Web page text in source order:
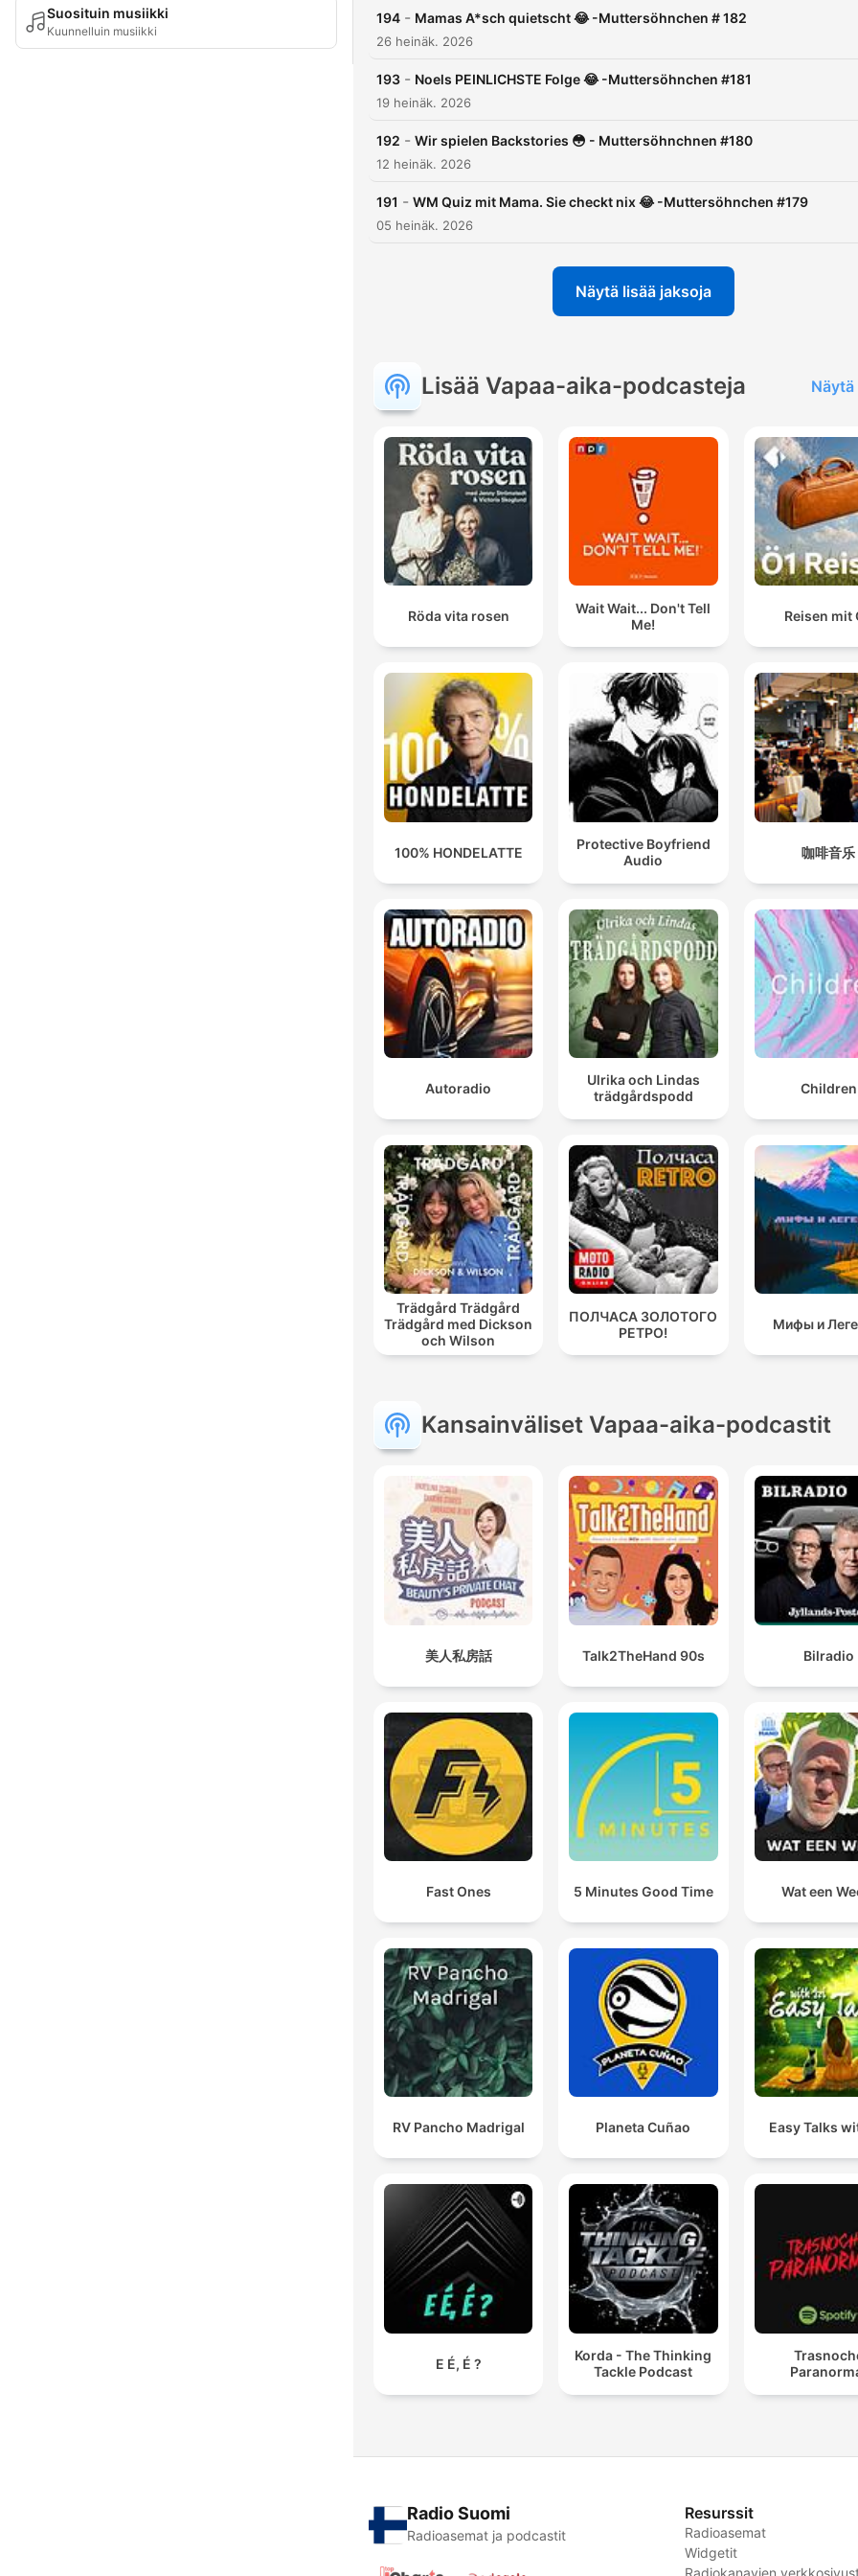
Suosituin musiikki
Kuunnelluin musiikki
194 - Mamas A*sch quietscht 😂 -Muttersöhnchen # 182
26 heinäk. 2026
193 - Noels PEINLICHSTE Folge 😂 -Muttersöhnchen #181
19 heinäk. 2026
192 - Wir spielen Backstories 😳 - Muttersöhnchnen #180
12 heinäk. 2026
191 - WM Quiz mit Mama. Sie checkt nix 😂 -Muttersöhnchen #179
05 heinäk. 2026
Näytä lisää jaksoja
Lisää Vapaa-aika-podcasteja
Röda vita rosen
Wait Wait... Don't Tell
Me!
Reisen mit
100% HONDELATTE
Protective Boyfriend
Audio
咖啡音乐
Autoradio
Ulrika och Lindas
trädgårdspodd
Children
Trädgård Trädgård
Trädgård med Dickson
och Wilson
ПОЛЧАСА ЗОЛОТОГО
РЕТРО!
Мифы и
Kansainväliset Vapaa-aika-podcastit
美人私房話 Talk2TheHand 90s Bilradio
Fast Ones 5 Minutes Good Time Wat een
RV Pancho Madrigal Planeta Cuñao Easy Talks
E É, É ?
Korda - The Thinking
Tackle Podcast
Radio Suomi
Radioasemat ja podcastit
Resurssit
Radioasemat
Widgetit
Radiokanavien